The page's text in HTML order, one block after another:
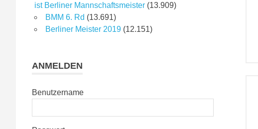
ist Berliner Mannschaftsmeister (13.909)
BMM 6. Rd (13.691)
Berliner Meister 2019 (12.151)
ANMELDEN
Benutzername